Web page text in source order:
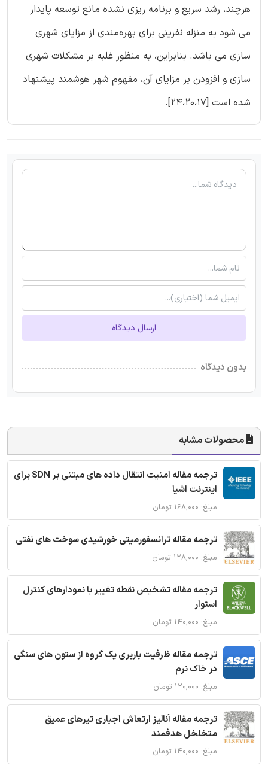
هرچند، رشد سریع و برنامه ریزی نشده مانع توسعه پایدار
می شود به منزله نفرینی برای بهره‌مندی از مزایای شهری
سازی می باشد. بنابراین، به منظور غلبه بر مشکلات شهری
سازی و افزودن بر مزایای آن، مفهوم شهر هوشمند پیشنهاد
شده است [۲۴،۲۰،۱۷].
ارسال دیدگاه
بدون دیدگاه
محصولات مشابه
ترجمه مقاله امنیت انتقال داده های مبتنی بر SDN برای
اینترنت اشیا
مبلغ: ۱۶۸,۰۰۰ تومان
ترجمه مقاله ترانسفورمیتی خورشیدی سوخت های نفتی
مبلغ: ۱۲۸,۰۰۰ تومان
ترجمه مقاله تشخیص نقطه تغییر با نمودارهای کنترل
استوار
مبلغ: ۱۴۰,۰۰۰ تومان
ترجمه مقاله ظرفیت باربری یک گروه از ستون های سنگی
در خاک نرم
مبلغ: ۱۲۰,۰۰۰ تومان
ترجمه مقاله آنالیز ارتعاش اجباری تیرهای عمیق
متخلخل هدفمند
مبلغ: ۱۴۰,۰۰۰ تومان